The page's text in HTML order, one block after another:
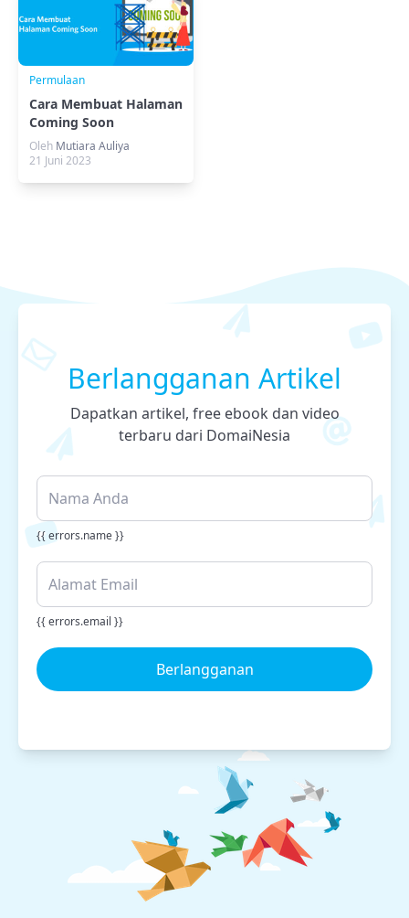
Permulaan
Cara Membuat Halaman
Coming Soon
Oleh Mutiara Auliya
21 Juni 2023
Berlangganan Artikel
Dapatkan artikel, free ebook dan video
terbaru dari DomaiNesia
{{ errors.name }}
{{ errors.email }}
Berlangganan